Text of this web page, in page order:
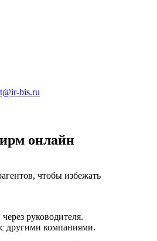
bis.ru
онлайн
чтобы избежать
руководителя.
другими компаниями.